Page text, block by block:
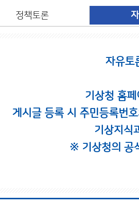
정책토론
자유토
기상청 홈
게시글 등록 시 주민등록번
기상지식
※ 기상청의 공